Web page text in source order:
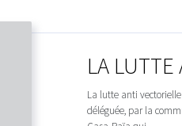
LA LUTTE
La lutte anti
déléguée, par la